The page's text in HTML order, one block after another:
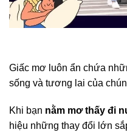
Giấc mơ luôn ẩn chứa
sống và tương lai của
Khi bạn nằm mơ thấy đi
hiệu những thay đổi lớn